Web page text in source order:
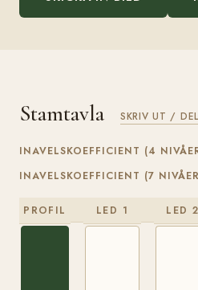
Stamtavla SKRIV UT /
INAVELSKOEFFICIENT (4
INAVELSKOEFFICIENT (7
PROFIL LED 1 LED 2